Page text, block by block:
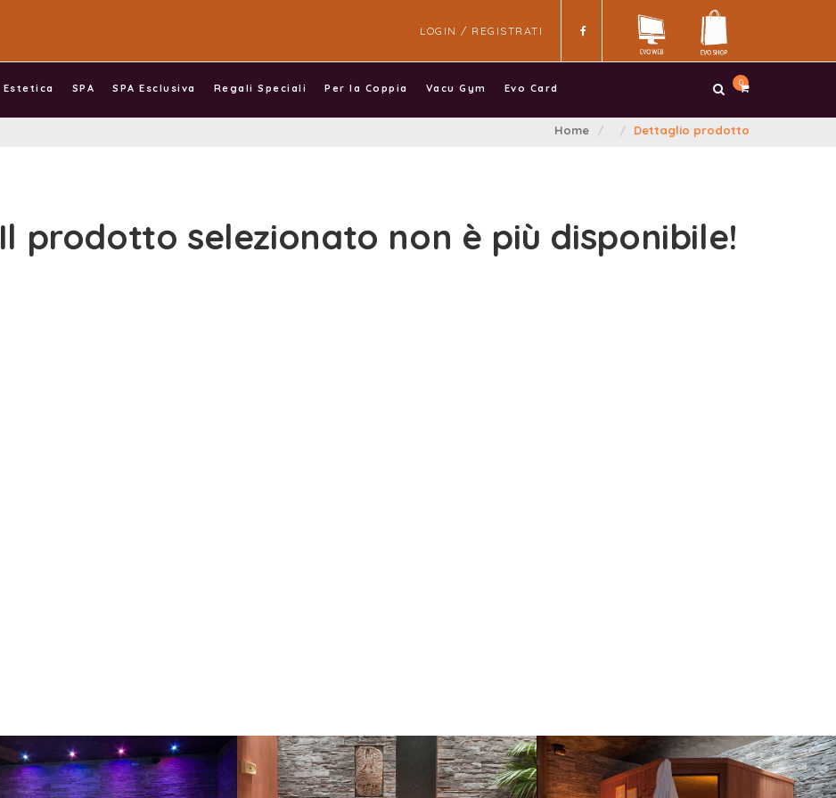
LOGIN / REGISTRATI
Estetica SPA SPA Esclusiva Regali Speciali Per la Coppia Vacu Gym Evo Card 0
Home Dettaglio prodotto
Il prodotto selezionato non è più disponibile!